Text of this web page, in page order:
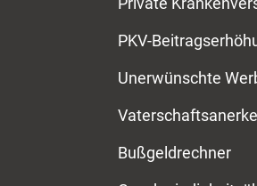
PKV-
Unerwünschte
Bußgeldrechner